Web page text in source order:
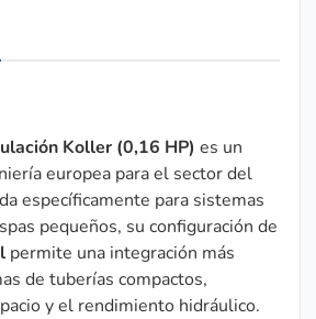
Koller (0,16 HP) es un
europea para el sector del
específicamente para sistemas
pequeños, su configuración de
permite una integración más
de tuberías compactos,
y el rendimiento hidráulico.